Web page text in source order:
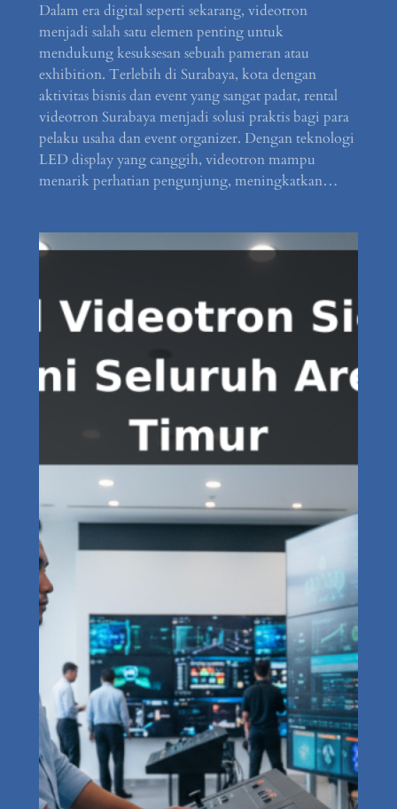
Dalam era digital seperti sekarang, videotron
menjadi salah satu elemen penting untuk
mendukung kesuksesan sebuah pameran atau
exhibition. Terlebih di Surabaya, kota dengan
aktivitas bisnis dan event yang sangat padat, rental
videotron Surabaya menjadi solusi praktis bagi para
pelaku usaha dan event organizer. Dengan teknologi
LED display yang canggih, videotron mampu
menarik perhatian pengunjung, meningkatkan…